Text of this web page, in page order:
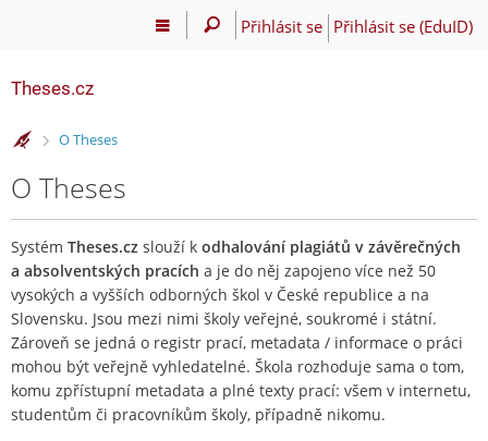
Přihlásit se Přihlásit se (EduID)
Theses.cz
>
O Theses
O Theses
Systém Theses.cz slouží k odhalování plagiátů v závěrečných
a absolventských pracích a je do něj zapojeno více než 50
vysokých a vyšších odborných škol v České republice a na
Slovensku. Jsou mezi nimi školy veřejné, soukromé i státní.
Zároveň se jedná o registr prací, metadata / informace o práci
mohou být veřejně vyhledatelné. Škola rozhoduje sama o tom,
komu zpřístupní metadata a plné texty prací: všem v internetu,
studentům či pracovníkům školy, případně nikomu.